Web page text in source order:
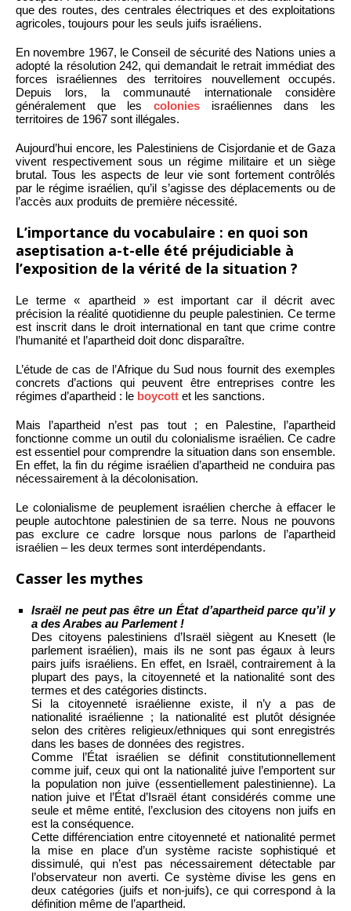
que des routes, des centrales électriques et des exploitations
agricoles, toujours pour les seuls juifs israéliens.
En novembre 1967, le Conseil de sécurité des Nations unies a
adopté la résolution 242, qui demandait le retrait immédiat des
forces israéliennes des territoires nouvellement occupés.
Depuis lors, la communauté internationale considère
généralement que les colonies israéliennes dans les
territoires de 1967 sont illégales.
Aujourd’hui encore, les Palestiniens de Cisjordanie et de Gaza
vivent respectivement sous un régime militaire et un siège
brutal. Tous les aspects de leur vie sont fortement contrôlés
par le régime israélien, qu’il s’agisse des déplacements ou de
l’accès aux produits de première nécessité.
L’importance du vocabulaire : en quoi son
aseptisation a-t-elle été préjudiciable à
l’exposition de la vérité de la situation ?
Le terme « apartheid » est important car il décrit avec
précision la réalité quotidienne du peuple palestinien. Ce terme
est inscrit dans le droit international en tant que crime contre
l’humanité et l’apartheid doit donc disparaître.
L’étude de cas de l’Afrique du Sud nous fournit des exemples
concrets d’actions qui peuvent être entreprises contre les
régimes d’apartheid : le boycott et les sanctions.
Mais l’apartheid n’est pas tout ; en Palestine, l’apartheid
fonctionne comme un outil du colonialisme israélien. Ce cadre
est essentiel pour comprendre la situation dans son ensemble.
En effet, la fin du régime israélien d’apartheid ne conduira pas
nécessairement à la décolonisation.
Le colonialisme de peuplement israélien cherche à effacer le
peuple autochtone palestinien de sa terre. Nous ne pouvons
pas exclure ce cadre lorsque nous parlons de l’apartheid
israélien – les deux termes sont interdépendants.
Casser les mythes
Israël ne peut pas être un État d’apartheid parce qu’il y
a des Arabes au Parlement !
Des citoyens palestiniens d’Israël siègent au Knesett (le
parlement israélien), mais ils ne sont pas égaux à leurs
pairs juifs israéliens. En effet, en Israël, contrairement à la
plupart des pays, la citoyenneté et la nationalité sont des
termes et des catégories distincts.
Si la citoyenneté israélienne existe, il n’y a pas de
nationalité israélienne ; la nationalité est plutôt désignée
selon des critères religieux/ethniques qui sont enregistrés
dans les bases de données des registres.
Comme l’État israélien se définit constitutionnellement
comme juif, ceux qui ont la nationalité juive l’emportent sur
la population non juive (essentiellement palestinienne). La
nation juive et l’État d’Israël étant considérés comme une
seule et même entité, l’exclusion des citoyens non juifs en
est la conséquence.
Cette différenciation entre citoyenneté et nationalité permet
la mise en place d’un système raciste sophistiqué et
dissimulé, qui n’est pas nécessairement détectable par
l’observateur non averti. Ce système divise les gens en
deux catégories (juifs et non-juifs), ce qui correspond à la
définition même de l’apartheid.